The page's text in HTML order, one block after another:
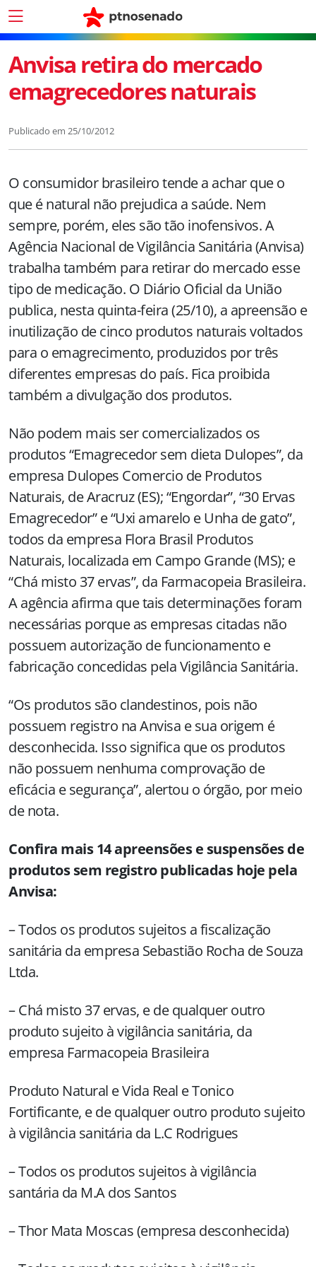
Anvisa retira do mercado
emagrecedores naturais
Publicado em 25/10/2012
O consumidor brasileiro tende a achar que o
que é natural não prejudica a saúde. Nem
sempre, porém, eles são tão inofensivos. A
Agência Nacional de Vigilância Sanitária (Anvisa)
trabalha também para retirar do mercado esse
tipo de medicação. O Diário Oficial da União
publica, nesta quinta-feira (25/10), a apreensão e
inutilização de cinco produtos naturais voltados
para o emagrecimento, produzidos por três
diferentes empresas do país. Fica proibida
também a divulgação dos produtos.
Não podem mais ser comercializados os
produtos “Emagrecedor sem dieta Dulopes”, da
empresa Dulopes Comercio de Produtos
Naturais, de Aracruz (ES); “Engordar”, “30 Ervas
Emagrecedor” e “Uxi amarelo e Unha de gato”,
todos da empresa Flora Brasil Produtos
Naturais, localizada em Campo Grande(MS); e
“Chá misto 37 ervas”, da Farmacopeia Brasileira.
A agência afirma que tais determinações foram
necessárias porque as empresas citadas não
possuem autorização de funcionamento e
fabricação concedidas pela Vigilância Sanitária.
“Os produtos são clandestinos, pois não
possuem registro na Anvisa e sua origem é
desconhecida. Isso significa que os produtos
não possuem nenhuma comprovação de
eficácia e segurança”, alertou o órgão, por meio
de nota.
Confira mais 14 apreensões e suspensões de
produtos sem registro publicadas hoje pela
Anvisa:
– Todos os produtos sujeitos a fiscalização
sanitária da empresa Sebastião Rocha de Souza
Ltda.
– Chá misto 37 ervas, e de qualquer outro
produto sujeito à vigilância sanitária, da
empresa Farmacopeia Brasileira
Produto Natural e Vida Real e Tonico
Fortificante, e de qualquer outro produto sujeito
à vigilância sanitária da L.C Rodrigues
– Todos os produtos sujeitos à vigilância
santária da M.A dos Santos
– Thor Mata Moscas (empresa desconhecida)